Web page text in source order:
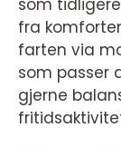
som
fra
farten via
som passer
gjerne